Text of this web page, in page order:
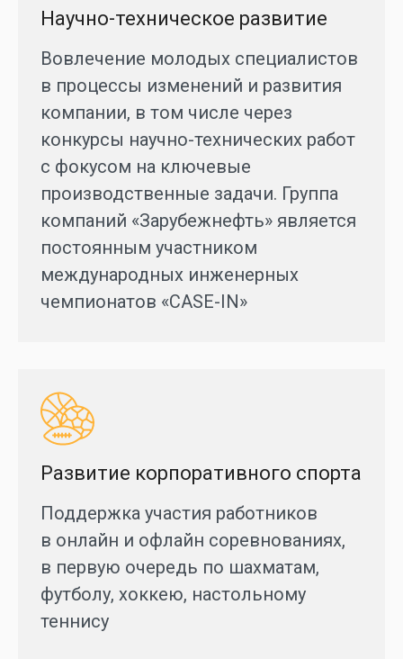
Научно-техническое развитие
Вовлечение молодых специалистов
в процессы изменений и развития
компании, в том числе через
конкурсы научно-технических работ
с фокусом на ключевые
производственные задачи. Группа
компаний «Зарубежнефть» является
постоянным участником
международных инженерных
чемпионатов «CASE-IN»
Развитие корпоративного спорта
Поддержка участия работников
в онлайн и офлайн соревнованиях,
в первую очередь по шахматам,
футболу, хоккею, настольному
теннису